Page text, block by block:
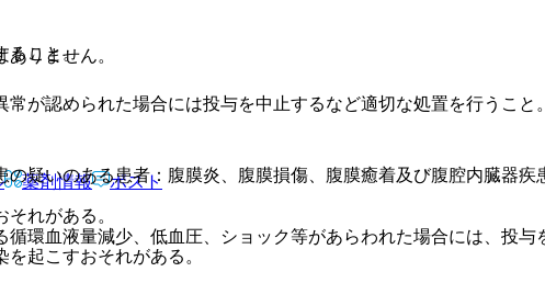
ること。
疑いのある患者：腹膜炎、腹膜損傷、腹膜癒着及び腹腔内臓器疾
れがある。
起こすおそれがある。
が認められた場合には投与を中止するなど適切な処置を行うこと。
環血液量減少、低血圧、ショック等があらわれた場合には、投
りません。
薬剤情報 ポスト